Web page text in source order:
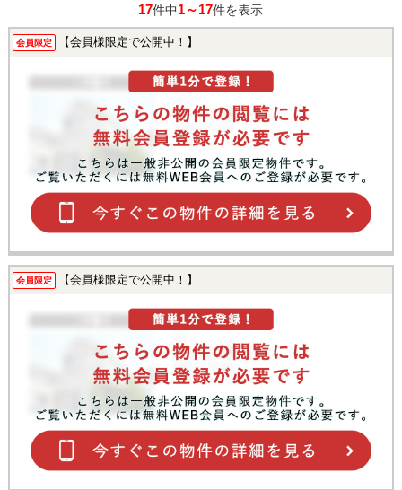
17件中1～17件を表示
会員限定 【会員様限定で公開中！】
会員限定 【会員様限定で公開中！】